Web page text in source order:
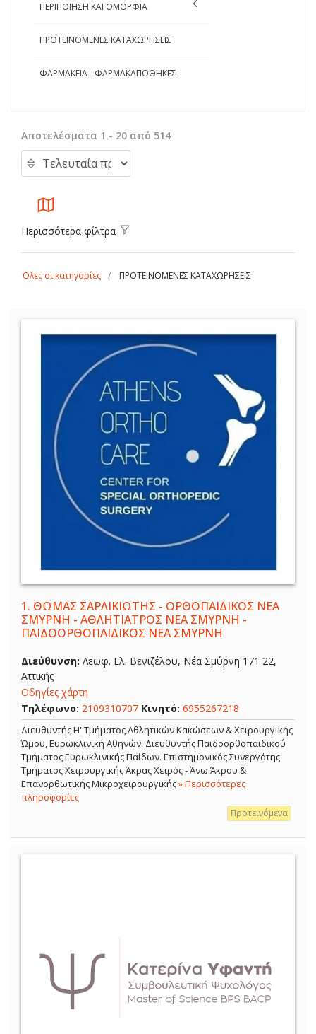
ΠΕΡΙΠΟΙΗΣΗ ΚΑΙ ΟΜΟΡΦΙΑ
ΠΡΟΤΕΙΝΟΜΕΝΕΣ ΚΑΤΑΧΩΡΗΣΕΙΣ
ΦΑΡΜΑΚΕΙΑ - ΦΑΡΜΑΚΑΠΟΘΗΚΕΣ
Αποτελέσματα 1 - 20 από 514
Περισσότερα φίλτρα
Όλες οι κατηγορίες ΠΡΟΤΕΙΝΟΜΕΝΕΣ ΚΑΤΑΧΩΡΗΣΕΙΣ
1. ΘΩΜΑΣ ΣΑΡΛΙΚΙΩΤΗΣ - ΟΡΘΟΠΑΙΔΙΚΟΣ ΝΕΑ
ΣΜΥΡΝΗ - ΑΘΛΗΤΙΑΤΡΟΣ ΝΕΑ ΣΜΥΡΝΗ -
ΠΑΙΔΟΟΡΘΟΠΑΙΔΙΚΟΣ ΝΕΑ ΣΜΥΡΝΗ
Διεύθυνση: Λεωφ. Ελ. Βενιζέλου, Νέα Σμύρνη 171 22,
Αττικής
Οδηγίες χάρτη
Τηλέφωνο: 2109310707 Κινητό: 6955267218
Διευθυντής Η' Τμήματος Αθλητικών Κακώσεων & Χειρουργικής
Ώμου, Ευρωκλινική Αθηνών. Διευθυντής Παιδοορθοπαιδικού
Τμήματος Ευρωκλινικής Παίδων. Επιστημονικός Συνεργάτης
Τμήματος Χειρουργικής Άκρας Χειρός - Άνω Άκρου &
Επανορθωτικής Μικροχειρουργικής» Περισσότερες
πληροφορίες
Προτεινόμενα